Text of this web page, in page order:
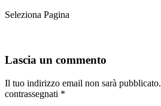
Seleziona Pagina
Lascia un commento
Il tuo indirizzo email non sarà pubblicato.
contrassegnati *